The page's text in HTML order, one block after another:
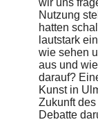
wir uns
Nutzung
hatten
lautstark
wie sehen
aus und
darauf?
Kunst in
Zukunft des
Debatte